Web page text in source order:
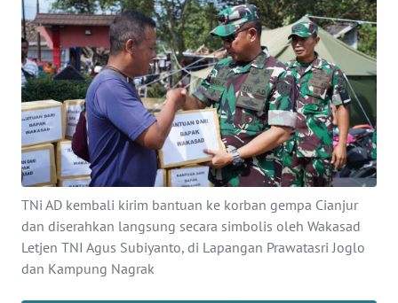
TNi AD kembali kirim bantuan ke korban gempa Cianjur
dan diserahkan langsung secara simbolis oleh Wakasad
Letjen TNI Agus Subiyanto, di Lapangan Prawatasri Joglo
dan Kampung Nagrak
OPINI
Informasi
INDEKS
BERITA
KONTAK
KAMI
INFO
IKLAN